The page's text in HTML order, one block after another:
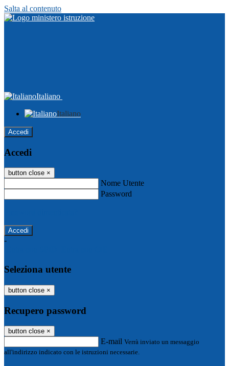
Salta al contenuto
Italiano
Italiano
Accedi
Accedi
button close ×
Nome Utente
Password
-
Seleziona utente
button close ×
Recupero password
button close ×
E-mail Verrà inviato un messaggio
all'indirizzo indicato con le istruzioni necessarie.